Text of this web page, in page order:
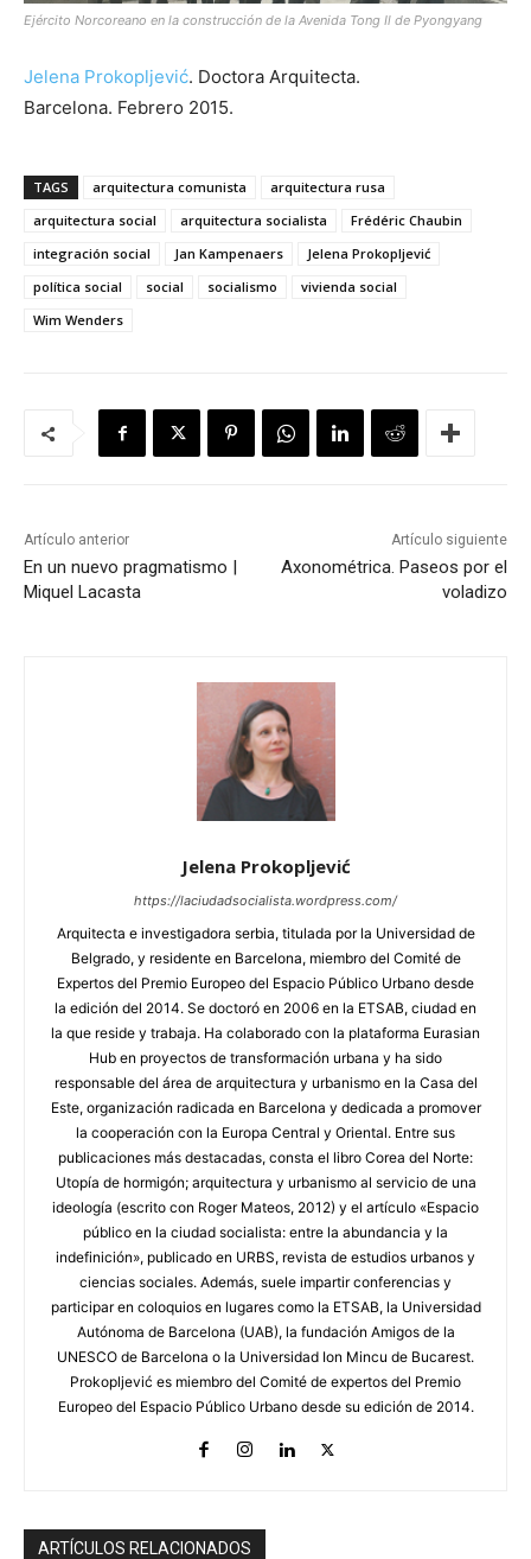
Ejército Norcoreano en la construcción de la Avenida Tong Il de Pyongyang
Jelena Prokopljević. Doctora Arquitecta.
Barcelona. Febrero 2015.
TAGS arquitectura comunista
arquitectura rusa
arquitectura social
arquitectura socialista
Frédéric Chaubin
integración social
Jan Kampenaers
Jelena Prokopljević
política social
social socialismo
vivienda social
Wim Wenders
Artículo anterior
En un nuevo pragmatismo |
Miquel Lacasta
Artículo siguiente
Axonométrica. Paseos por el
voladizo
Jelena Prokopljević
https://laciudadsocialista.wordpress.com/
Arquitecta e investigadora serbia, titulada por la Universidad de
Belgrado, y residente en Barcelona, miembro del Comité de
Expertos del Premio Europeo del Espacio Público Urbano desde
la edición del 2014. Se doctoró en 2006 en la ETSAB, ciudad en
la que reside y trabaja. Ha colaborado con la plataforma Eurasian
Hub en proyectos de transformación urbana y ha sido
responsable del área de arquitectura y urbanismo en la Casa del
Este, organización radicada en Barcelona y dedicada a promover
la cooperación con la Europa Central y Oriental. Entre sus
publicaciones más destacadas, consta el libro Corea del Norte:
Utopía de hormigón; arquitectura y urbanismo al servicio de una
ideología (escrito con Roger Mateos, 2012) y el artículo «Espacio
público en la ciudad socialista: entre la abundancia y la
indefinición», publicado en URBS, revista de estudios urbanos y
ciencias sociales. Además, suele impartir conferencias y
participar en coloquios en lugares como la ETSAB, la Universidad
Autónoma de Barcelona (UAB), la fundación Amigos de la
UNESCO de Barcelona o la Universidad Ion Mincu de Bucarest.
Prokopljević es miembro del Comité de expertos del Premio
Europeo del Espacio Público Urbano desde su edición de 2014.
ARTÍCULOS RELACIONADOS